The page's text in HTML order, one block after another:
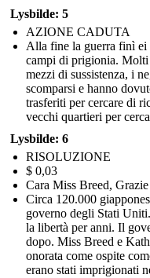
Lysbilde: 5
AZIONE CADUTA
Alla fine la guerra finì ei
campi di prigionia. Molti
mezzi di sussistenza, i
scomparsi e hanno
trasferiti per cercare di
vecchi quartieri per
Lysbilde: 6
RISOLUZIONE
$ 0,03
Cara Miss Breed,
Circa 120.000
governo degli Stati
la libertà per anni. Il
dopo. Miss Breed e
onorata come ospite
erano stati imprigionati